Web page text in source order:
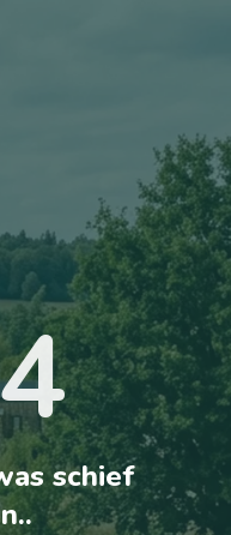
schief